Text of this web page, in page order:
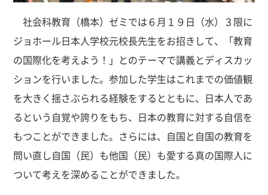
社会科教育（橋本）ゼミでは６月１９日（水）３限に
ジョホール日本人学校元校長先生をお招きして、「教育
の国際化を考えよう！」とのテーマで講義とディスカッ
ションを行いました。参加した学生はこれまでの価値観
を大きく揺さぶられる経験をするとともに、日本人であ
るという自覚や誇りをもち、日本の教育に対する自信を
もつことができました。さらには、自国と自国の教育を
問い直し自国（民）も他国（民）も愛する真の国際人に
ついて考えを深めることができました。